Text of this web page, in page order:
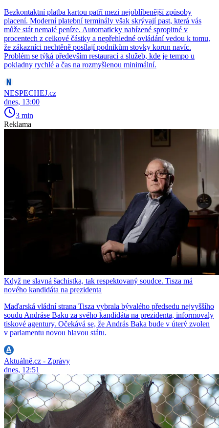
Bezkontaktní platba kartou patří mezi nejoblíbenější způsoby
placení. Moderní platební terminály však skrývají past, která vás
může stát nemalé peníze. Automaticky nabízené spropitné v
procentech z celkové částky a nepřehledné ovládání vedou k tomu,
že zákazníci nechtěně posílají podnikům stovky korun navíc.
Problém se týká především restaurací a služeb, kde je tempo u
pokladny rychlé a čas na rozmyšlenou minimální.
NESPECHEJ.cz
dnes, 13:00
3 min
Reklama
Když ne slavná šachistka, tak respektovaný soudce. Tisza má
nového kandidáta na prezidenta
Maďarská vládní strana Tisza vybrala bývalého předsedu nejvyššího
soudu Andráse Baku za svého kandidáta na prezidenta, informovaly
tiskové agentury. Očekává se, že András Baka bude v úterý zvolen
v parlamentu novou hlavou státu.
Aktuálně.cz - Zprávy
dnes, 12:51